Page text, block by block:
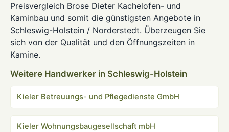
Preisvergleich Brose Dieter Kachelofen- und
Kaminbau und somit die günstigsten Angebote in
Schleswig-Holstein / Norderstedt. Überzeugen Sie
sich von der Qualität und den Öffnungszeiten in
Kamine.
Weitere Handwerker in Schleswig-Holstein
Kieler Betreuungs- und Pflegedienste GmbH
Kieler Wohnungsbaugesellschaft mbH